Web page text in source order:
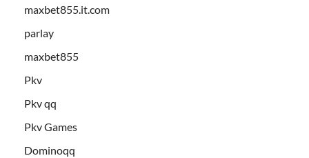
maxbet855.it.com
parlay
maxbet855
Pkv
Pkv qq
Pkv Games
Dominoqq